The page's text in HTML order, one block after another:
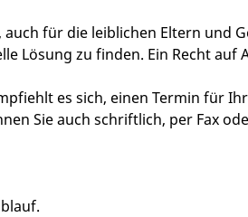
für die leiblichen Eltern und
Lösung zu finden. Ein Recht auf
es sich, einen Termin für
Sie auch schriftlich, per Fax